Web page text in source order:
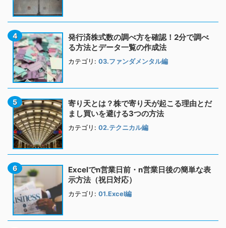
発行済株式数の調べ方を確認！2分で調べ
る方法とデータ一覧の作成法
カテゴリ: 03.ファンダメンタル編
寄り天とは？株で寄り天が起こる理由とだ
まし買いを避ける3つの方法
カテゴリ: 02.テクニカル編
Excelでn営業日前・n営業日後の簡単な表
示方法（祝日対応）
カテゴリ: 01.Excel編